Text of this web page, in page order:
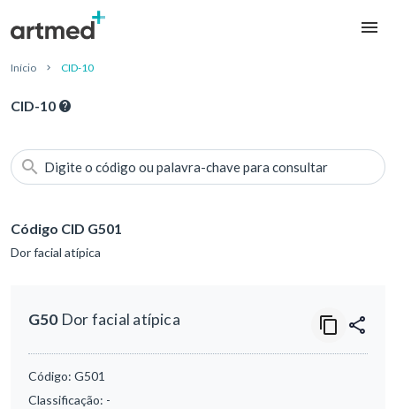
Início CID-10
CID-10
Digite o código ou palavra-chave para consultar
Código CID G501
Dor facial atípica
G50Dor facial atípica
Código: G501
Classificação: -